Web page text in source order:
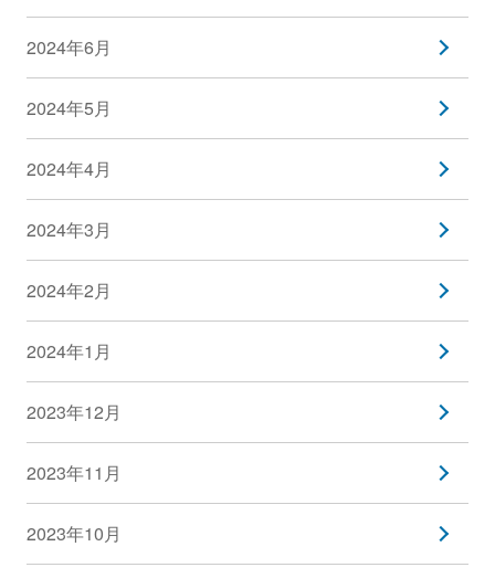
2024年6月
2024年5月
2024年4月
2024年3月
2024年2月
2024年1月
2023年12月
2023年11月
2023年10月